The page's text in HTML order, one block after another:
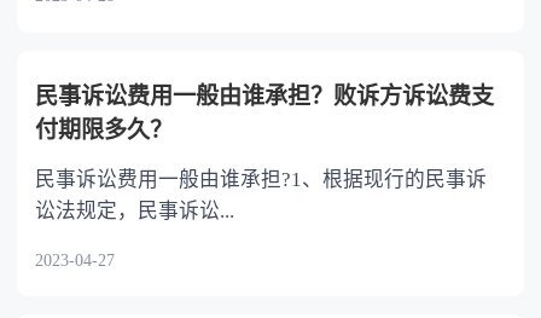
民事诉讼费用一般由谁承担？败诉方诉讼费支
付期限多久？
民事诉讼费用一般由谁承担?1、根据现行的民事诉
讼法规定，民事诉讼...
2023-04-27